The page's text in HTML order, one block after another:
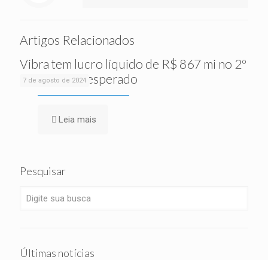
Artigos Relacionados
7 de agosto de 2024
Vibra tem lucro líquido de R$ 867 mi no 2º
tri, acima do esperado
Leia mais
Pesquisar
Últimas notícias